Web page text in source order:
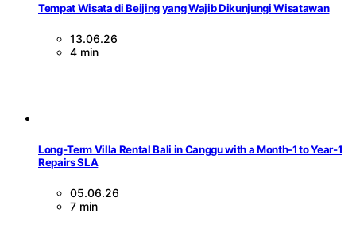
Tempat Wisata di Beijing yang Wajib Dikunjungi Wisatawan
13.06.26
4 min
Long-Term Villa Rental Bali in Canggu with a Month-1 to Year-1
Repairs SLA
05.06.26
7 min